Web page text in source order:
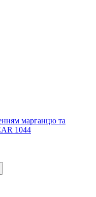
марганцю та
1044